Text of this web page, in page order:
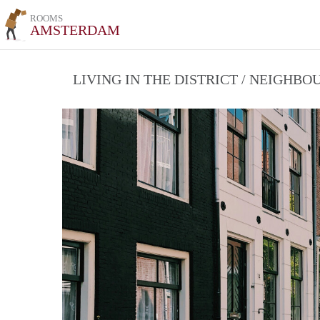
ROOMS
AMSTERDAM
LIVING IN THE DISTRICT /